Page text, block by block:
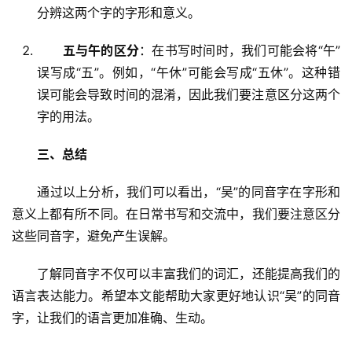
分辨这两个字的字形和意义。
五与午的区分：在书写时间时，我们可能会将“午”
误写成“五”。例如，“午休”可能会写成“五休”。这种错
误可能会导致时间的混淆，因此我们要注意区分这两个
字的用法。
三、总结
通过以上分析，我们可以看出，“吴”的同音字在字形和
意义上都有所不同。在日常书写和交流中，我们要注意区分
这些同音字，避免产生误解。
了解同音字不仅可以丰富我们的词汇，还能提高我们的
语言表达能力。希望本文能帮助大家更好地认识“吴”的同音
字，让我们的语言更加准确、生动。